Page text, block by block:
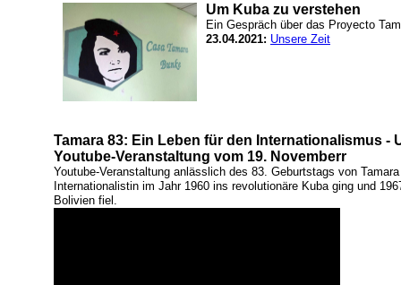
Um Kuba zu verstehen
Ein Gespräch über das Proyecto
23.04.2021: Unsere Zeit
Tamara 83: Ein Leben für den Internationalismus -
Youtube-Veranstaltung vom 19. Novemberr
Youtube-Veranstaltung anlässlich des 83. Geburtstags von
Internationalistin im Jahr 1960 ins revolutionäre Kuba ging und
Bolivien fiel.